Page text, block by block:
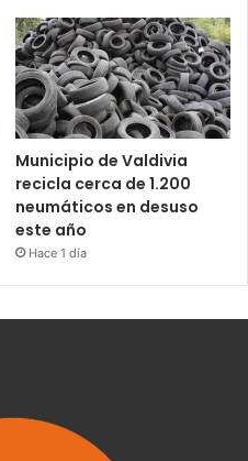
Municipio de Valdivia
recicla cerca de 1.200
neumáticos en desuso
este año
Hace 1 día